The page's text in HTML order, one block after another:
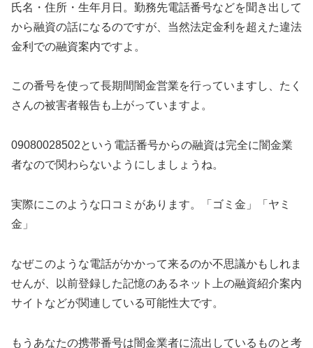
氏名・住所・生年月日。勤務先電話番号などを聞き出して
から融資の話になるのですが、当然法定金利を超えた違法
金利での融資案内ですよ。
この番号を使って長期間闇金営業を行っていますし、たく
さんの被害者報告も上がっていますよ。
09080028502という電話番号からの融資は完全に闇金業
者なので関わらないようにしましょうね。
実際にこのような口コミがあります。「ゴミ金」「ヤミ
金」
なぜこのような電話がかかって来るのか不思議かもしれま
せんが、以前登録した記憶のあるネット上の融資紹介案内
サイトなどが関連している可能性大です。
もうあなたの携帯番号は闇金業者に流出しているものと考